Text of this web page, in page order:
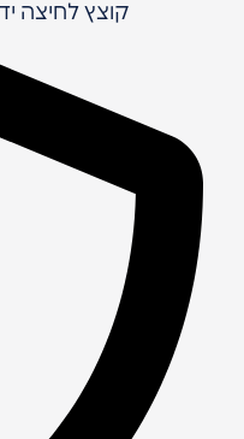
קוצץ לחיצה